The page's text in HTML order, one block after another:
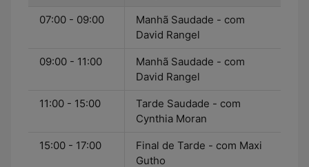
07:00 - 09:00
Manhã Saudade - com
David Rangel
09:00 - 11:00
Manhã Saudade - com
David Rangel
11:00 - 15:00
Tarde Saudade - com
Cynthia Moran
15:00 - 17:00
Final de Tarde - com Maxi
Gutho